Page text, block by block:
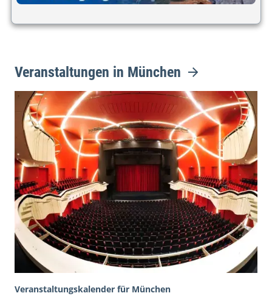
Veranstaltungen in München
Veranstaltungskalender für München